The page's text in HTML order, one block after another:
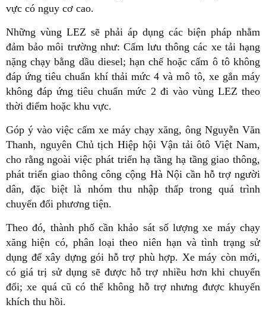
vực có nguy cơ cao.
Những vùng LEZ sẽ phải áp dụng các biện pháp nhằm
đảm bảo môi trường như: Cấm lưu thông các xe tải hạng
nặng chạy bằng dầu diesel; hạn chế hoặc cấm ô tô không
đáp ứng tiêu chuẩn khí thải mức 4 và mô tô, xe gắn máy
không đáp ứng tiêu chuẩn mức 2 đi vào vùng LEZ theo
thời điểm hoặc khu vực.
Góp ý vào việc cấm xe máy chạy xăng, ông Nguyễn Văn
Thanh, nguyên Chủ tịch Hiệp hội Vận tải ôtô Việt Nam,
cho rằng ngoài việc phát triển hạ tầng hạ tầng giao thông,
phát triển giao thông công cộng Hà Nội cần hỗ trợ người
dân, đặc biệt là nhóm thu nhập thấp trong quá trình
chuyển đổi phương tiện.
Theo đó, thành phố cần khảo sát số lượng xe máy chạy
xăng hiện có, phân loại theo niên hạn và tình trạng sử
dụng để xây dựng gói hỗ trợ phù hợp. Xe máy còn mới,
có giá trị sử dụng sẽ được hỗ trợ nhiều hơn khi chuyển
đổi; xe quá cũ có thể không hỗ trợ nhưng được khuyến
khích thu hồi.